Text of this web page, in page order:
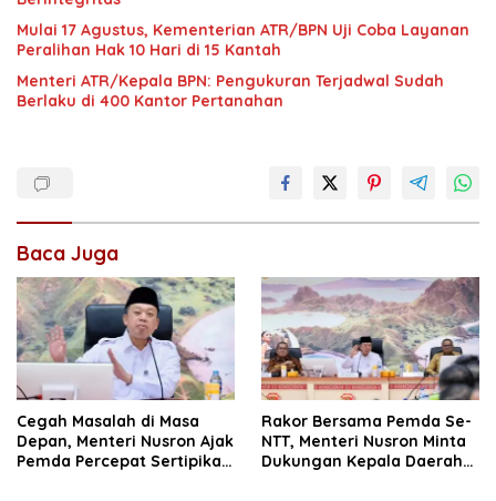
Mulai 17 Agustus, Kementerian ATR/BPN Uji Coba Layanan
Peralihan Hak 10 Hari di 15 Kantah
Menteri ATR/Kepala BPN: Pengukuran Terjadwal Sudah
Berlaku di 400 Kantor Pertanahan
Baca Juga
Cegah Masalah di Masa
Depan, Menteri Nusron Ajak
Pemda Percepat Sertipikasi
Rakor Bersama Pemda Se-
NTT, Menteri Nusron Minta
Dukungan Kepala Daerah